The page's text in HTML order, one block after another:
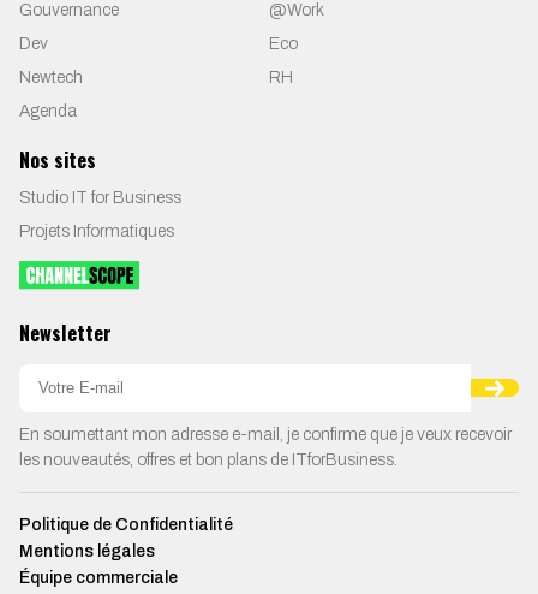
Gouvernance
@Work
Dev
Eco
Newtech
RH
Agenda
Nos sites
Studio IT for Business
Projets Informatiques
Newsletter
En soumettant mon adresse e-mail, je confirme que je veux recevoir
les nouveautés, offres et bon plans de ITforBusiness.
Politique de Confidentialité
Mentions légales
Équipe commerciale